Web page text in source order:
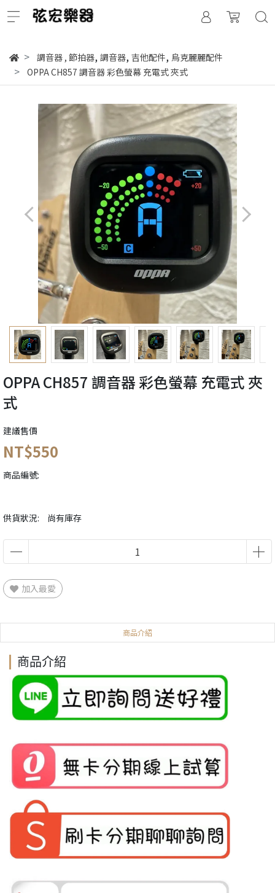
調音器, 節拍器, 調音器, 吉他配件, 烏克麗麗配件
OPPA CH857 調音器 彩色螢幕 充電式 夾式
OPPA CH857 調音器 彩色螢幕 充電式 夾
式
建議售價
NT$550
商品編號:
供貨狀況: 尚有庫存
加入最愛
商品介紹
商品介紹